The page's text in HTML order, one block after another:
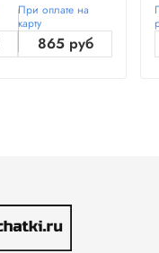
При оплате на
карту
865 руб